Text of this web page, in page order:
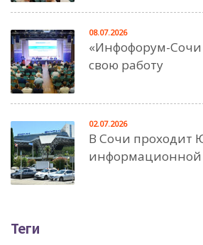
«Инфофорум-Сочи
свою работу
08.07.2026
В Сочи
информационной
02.07.2026
Теги